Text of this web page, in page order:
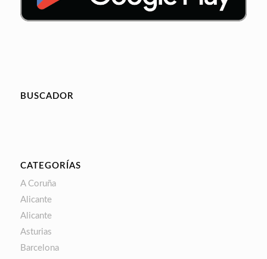
BUSCADOR
CATEGORÍAS
A Coruña
Alicante
Alicante
Asturias
Barcelona